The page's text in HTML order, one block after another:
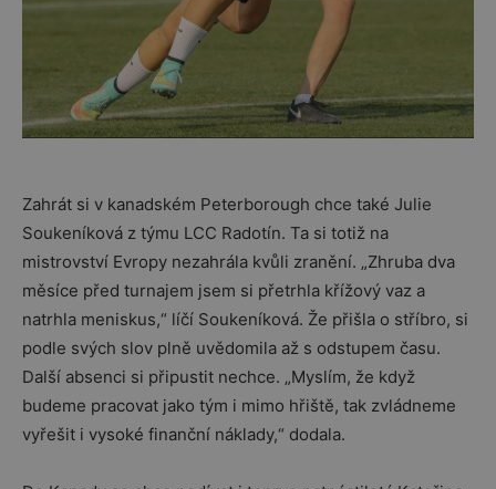
Zahrát si v kanadském Peterborough chce také Julie
Soukeníková z týmu LCC Radotín. Ta si totiž na
mistrovství Evropy nezahrála kvůli zranění. „Zhruba dva
měsíce před turnajem jsem si přetrhla křížový vaz a
natrhla meniskus,“ líčí Soukeníková. Že přišla o stříbro, si
podle svých slov plně uvědomila až s odstupem času.
Další absenci si připustit nechce. „Myslím, že když
budeme pracovat jako tým i mimo hřiště, tak zvládneme
vyřešit i vysoké finanční náklady,“ dodala.